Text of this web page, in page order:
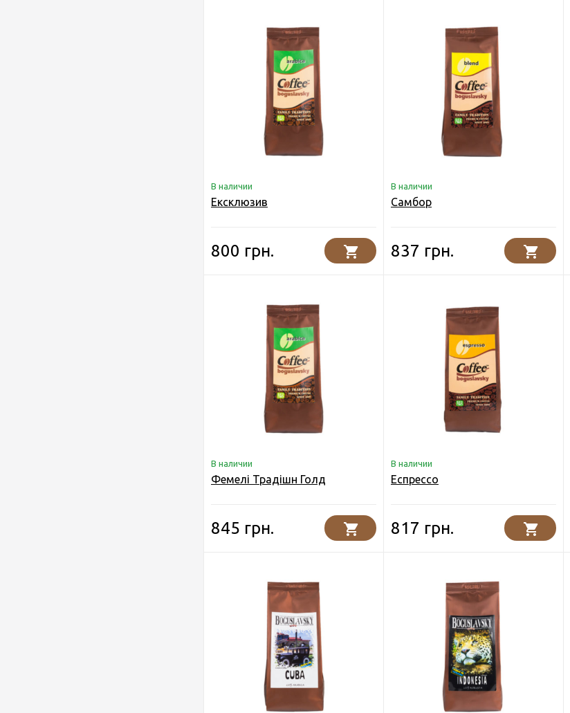
В наличии
Ексклюзив
800 грн.
В наличии
Самбор
837 грн.
В наличии
Фемелі Традішн Голд
845 грн.
В наличии
Еспрессо
817 грн.